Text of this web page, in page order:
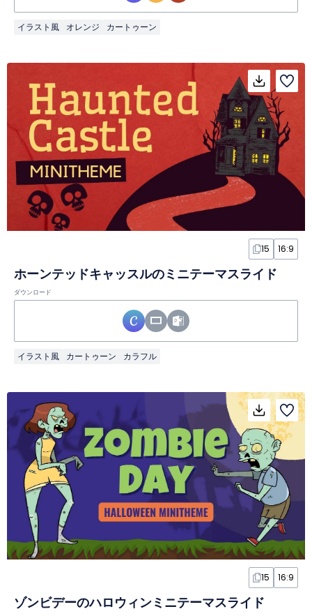
イラスト風 オレンジ カートゥーン
15 16:9
ホーンテッドキャッスルのミニテーマスライド
ダウンロード
イラスト風 カートゥーン カラフル
15 16:9
ゾンビデーのハロウィンミニテーマスライド